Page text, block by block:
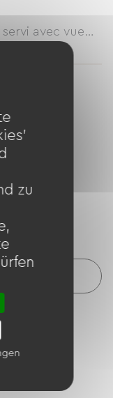
avec vue
GPS-
zu